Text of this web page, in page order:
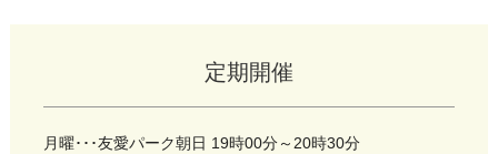
定期開催
月曜･･･友愛パーク朝日 19時00分～20時30分